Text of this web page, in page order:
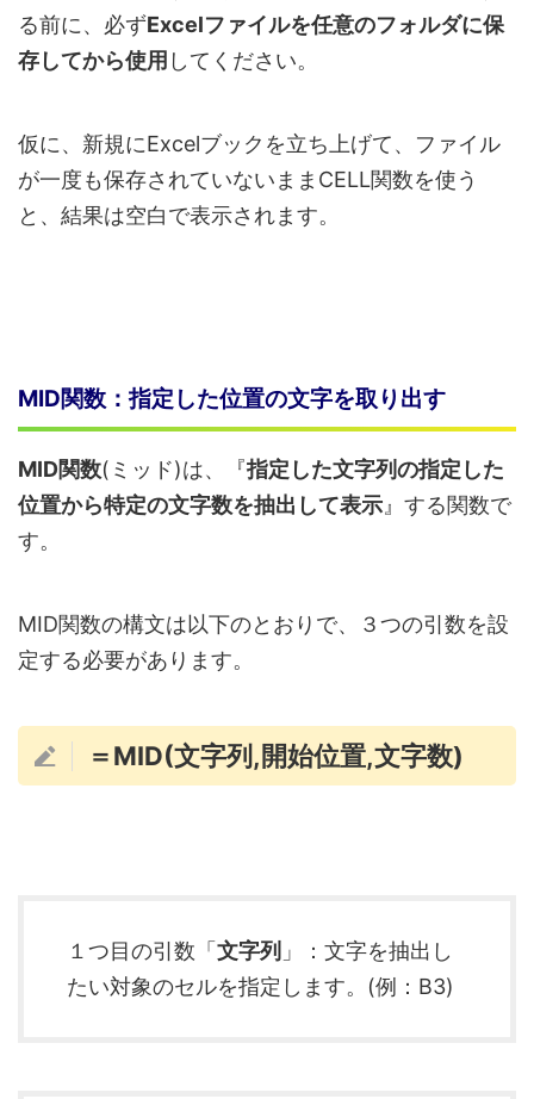
る前に、必ずExcelファイルを任意のフォルダに保
存してから使用 してください。
仮に、新規にExcelブックを立ち上げて、ファイル
が一度も保存されていないままCELL関数を使う
と、結果は空白で表示されます。
MID関数：指定した位置の文字を取り出す
MID関数(ミッド)は、『指定した文字列の指定した
位置から特定の文字数を抽出して表示』する関数で
す。
MID関数の構文は以下のとおりで、３つの引数を設
定する必要があります。
＝MID(文字列,開始位置,文字数)
１つ目の引数「 文字列 」：文字を抽出し
たい対象のセルを指定します。(例：B3)